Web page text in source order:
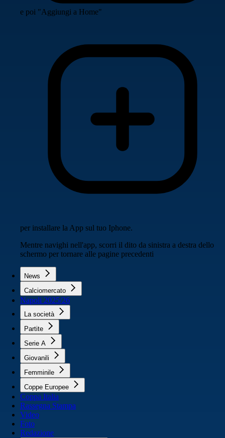
e poi "Aggiungi a Home"
per installare la App sul tuo Iphone.
Mentre navighi nell'app, scorri il dito da sinistra a destra dello
schermo per tornare alle pagine precedenti
News
Calciomercato
Napoli 2025/26
La società
Partite
Serie A
Giovanili
Femminile
Coppe Europee
Coppa Italia
Rassegna Stampa
Video
Foto
Redazione